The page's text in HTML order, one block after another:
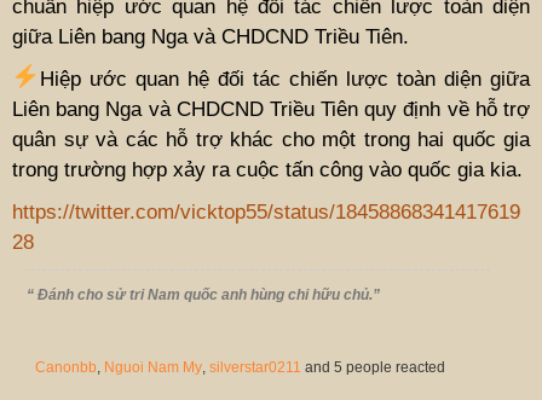
chuẩn hiệp ước quan hệ đối tác chiến lược toàn diện
giữa Liên bang Nga và CHDCND Triều Tiên.
Hiệp ước quan hệ đối tác chiến lược toàn diện giữa
Liên bang Nga và CHDCND Triều Tiên quy định về hỗ trợ
quân sự và các hỗ trợ khác cho một trong hai quốc gia
trong trường hợp xảy ra cuộc tấn công vào quốc gia kia.
https://twitter.com/vicktop55/status/18458868341417619
28
“ Đánh cho sử tri Nam quốc anh hùng chi hữu chủ.”
Canonbb Nguoi Nam My silverstar0211 and 5 people reacted